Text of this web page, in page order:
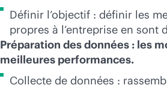
Définir l’objectif : définir les
propres à l’entreprise en sont
Préparation des données : les
meilleures performances.
Collecte de données :